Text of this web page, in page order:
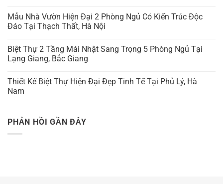
Mẫu Nhà Vườn Hiện Đại 2 Phòng Ngủ Có Kiến Trúc Độc
Đáo Tại Thạch Thất, Hà Nội
Biệt Thự 2 Tầng Mái Nhật Sang Trọng 5 Phòng Ngủ Tại
Lạng Giang, Bắc Giang
Thiết Kế Biệt Thự Hiện Đại Đẹp Tinh Tế Tại Phủ Lý, Hà
Nam
PHẢN HỒI GẦN ĐÂY